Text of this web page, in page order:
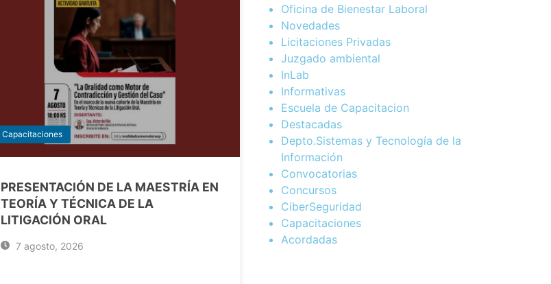
Capacitaciones
PRESENTACIÓN DE LA MAESTRÍA EN
TEORÍA Y TÉCNICA DE LA
LITIGACIÓN ORAL
7 agosto, 2026
Oficina de Bienestar Laboral
Novedades
Licitaciones Privadas
Juzgado ambiental
InLab
Informativas
Escuela de Capacitacion
Destacadas
Depto.Sistemas y Tecnología de la
Información
Convocatorias
Concursos
CiberSeguridad
Capacitaciones
Acordadas